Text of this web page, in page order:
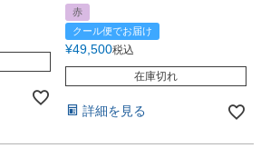
赤
クール便でお届け
¥49,500税込
在庫切れ
詳細を見る